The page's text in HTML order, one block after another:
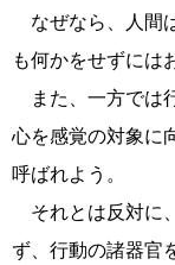
なぜなら、人間
も何かをせずには
また、一方では
心を感覚の対象に
呼ばれよう。
それとは反対に
ず、行動の諸器官